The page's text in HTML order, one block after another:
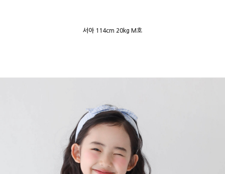
서아 114cm 20kg M호